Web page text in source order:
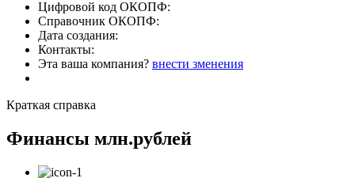
Цифровой код ОКОПФ:
Справочник ОКОПФ:
Дата создания:
Контакты:
Эта ваша компания? внести зменения
Краткая справка
Финансы млн.рублей